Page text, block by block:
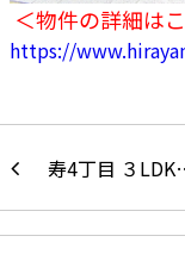
＜物件の詳細は
https://
寿4丁目 ３